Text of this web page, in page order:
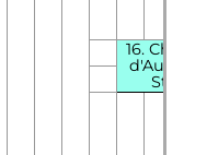
16.
Styrie